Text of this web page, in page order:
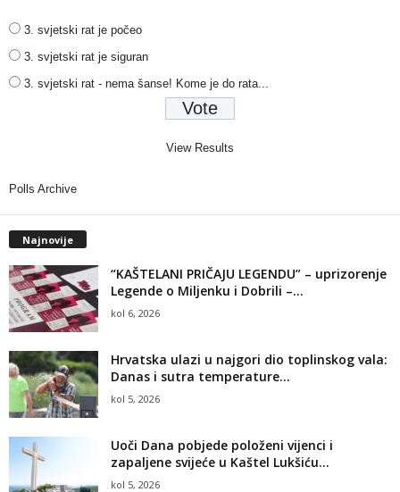
3. svjetski rat je počeo
3. svjetski rat je siguran
3. svjetski rat - nema šanse! Kome je do rata...
View Results
Polls Archive
Najnovije
“KAŠTELANI PRIČAJU LEGENDU” – uprizorenje
Legende o Miljenku i Dobrili –...
kol 6, 2026
Hrvatska ulazi u najgori dio toplinskog vala:
Danas i sutra temperature...
kol 5, 2026
Uoči Dana pobjede položeni vijenci i
zapaljene svijeće u Kaštel Lukšiću...
kol 5, 2026